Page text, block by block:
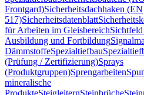
Frontgard)Sicherheitsdachhaken (EN
517)Sicherheitsdatenblatt
für Arbeiten im Gleisbereich
Ausbildung und Fortbildung
DämmstoffeSpezialtiefbau
(Prüfung / Zertifizierung)Sprays
(Produktgruppen)Sprengarbeiten
mineralische